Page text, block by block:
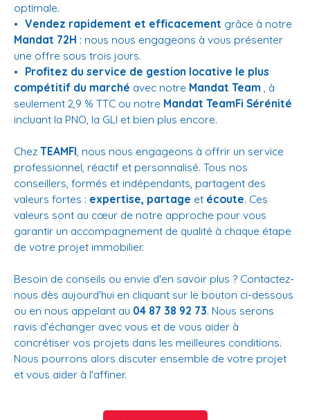
optimale.
Vendez rapidement et efficacement grâce à notre
Mandat 72H : nous nous engageons à vous présenter
une offre sous trois jours.
Profitez du service de gestion locative le plus
compétitif du marché avec notre Mandat Team , à
seulement 2,9 % TTC ou notre Mandat TeamFi Sérénité
incluant la PNO, la GLI et bien plus encore.
Chez TEAMFI, nous nous engageons à offrir un service
professionnel, réactif et personnalisé. Tous nos
conseillers, formés et indépendants, partagent des
valeurs fortes : expertise, partage et écoute. Ces
valeurs sont au cœur de notre approche pour vous
garantir un accompagnement de qualité à chaque étape
de votre projet immobilier.
Besoin de conseils ou envie d'en savoir plus ? Contactez-
nous dès aujourd'hui en cliquant sur le bouton ci-dessous
ou en nous appelant au 04 87 38 92 73. Nous serons
ravis d’échanger avec vous et de vous aider à
concrétiser vos projets dans les meilleures conditions.
Nous pourrons alors discuter ensemble de votre projet
et vous aider à l'affiner.